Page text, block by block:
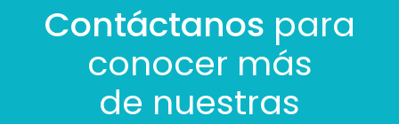
Contáctanos para
conocer más
de nuestras